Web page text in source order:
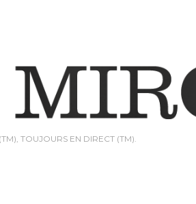
TOUJOURS EN DIRECT (TM).